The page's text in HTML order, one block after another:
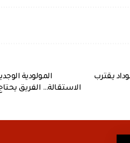
يقترب
المولودية
الاستقالة… الفريق